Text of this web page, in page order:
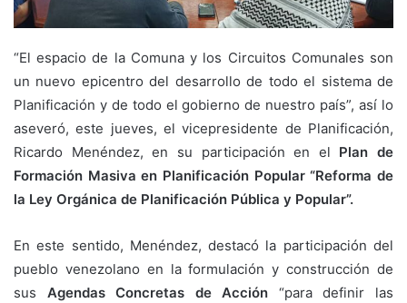
“El espacio de la Comuna y los Circuitos Comunales son
un nuevo epicentro del desarrollo de todo el sistema de
Planificación y de todo el gobierno de nuestro país”, así lo
aseveró, este jueves, el vicepresidente de Planificación,
Ricardo Menéndez, en su participación en el Plan de
Formación Masiva en Planificación Popular “Reforma de
la Ley Orgánica de Planificación Pública y Popular”.
En este sentido, Menéndez, destacó la participación del
pueblo venezolano en la formulación y construcción de
sus Agendas Concretas de Acción “para definir las